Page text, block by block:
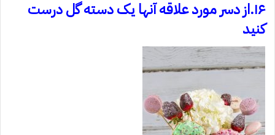
۱۶.از دسر مورد علاقه آنها یک دسته گل درست
کنید